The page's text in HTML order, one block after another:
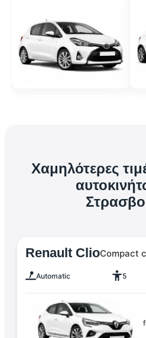
Χαμηλότερες
Renault ClioCompact
Automatic 5